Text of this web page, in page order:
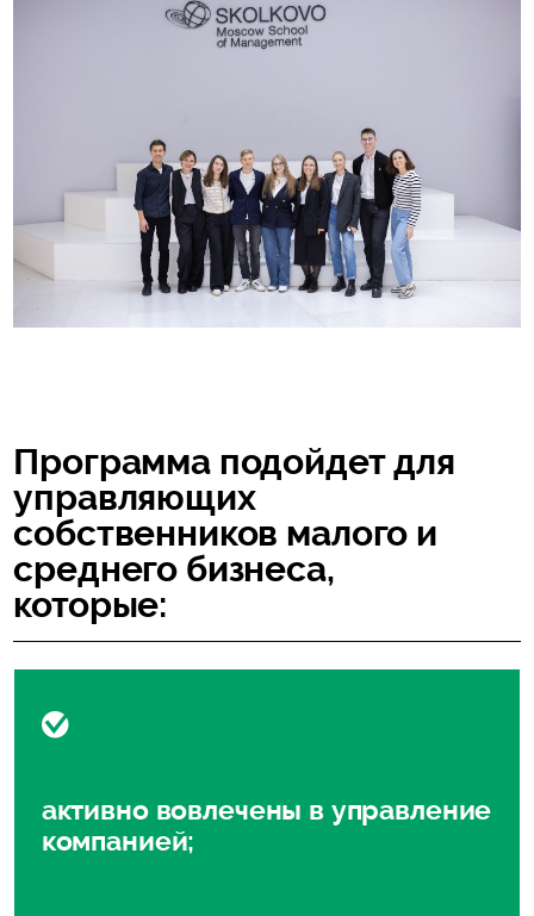
Программа подойдет для
управляющих
собственников малого и
среднего бизнеса,
которые:
активно вовлечены в управление
компанией;